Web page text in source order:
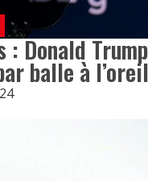
: Donald
balle à